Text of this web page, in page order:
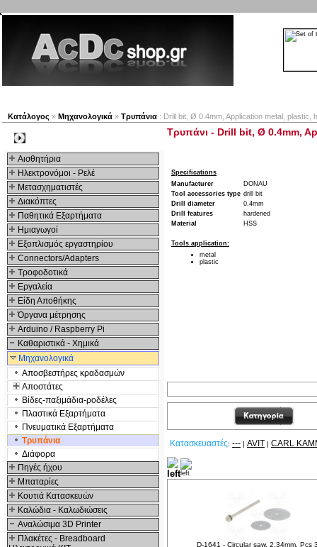
Κατάλογος » Μηχανολογικά » Τρυπάνια : Drill bit, Ø 0.4mm, Application metal, plastic,
Αισθητήρια
Ηλεκτρονόμοι - Ρελέ
Μετασχηματιστές
Διακόπτες
Παθητικά Εξαρτήματα
Hμιαγωγοί
Εξοπλισμός εργαστηρίου
Connectors/Adapters
Τροφοδοτικά
Εργαλεία
Είδη Αποθήκης
Όργανα μέτρησης
Arduino / Raspberry Pi
Καθαριστικά - Χημικά
Μηχανολογικά
Αποσβεστήρες κραδασμών
Αποστάτες
Βίδες-παξιμάδια-ροδέλες
Πλαστικά Εξαρτήματα
Πνευματικά Εξαρτήματα
Τρυπάνια
Διάφορα
Πηγές ήχου
Μπαταρίες
Κουτιά Κατασκευών
Καλώδια - Καλωδιώσεις
Αναλώσιμα 3D Printer
Πλακέτες - Breadboard
Τρυπάνι - Drill bit, Ø 0.4mm,
Specifications
Manufacturer
DONAU
Tool accessories type drill bit
Drill diameter
0.4mm
Drill features
hardened
Material
HSS
Tools application:
metal
plastic
Κατασκευαστές: --- | AVIT | CARL
D-1641 - Circular saw, 2.34mm, Pcs